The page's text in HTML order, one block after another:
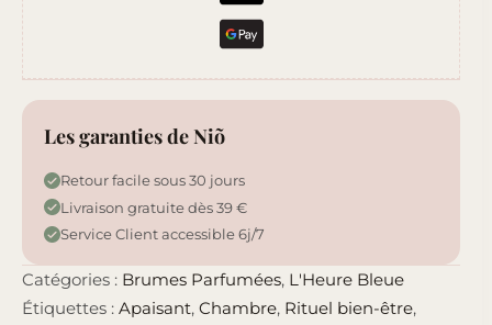
Les garanties de Niõ
Retour facile sous 30 jours
Livraison gratuite dès 39 €
Service Client accessible 6j/7
Catégories : Brumes Parfumées, L'Heure Bleue
Étiquettes : Apaisant, Chambre, Rituel bien-être,